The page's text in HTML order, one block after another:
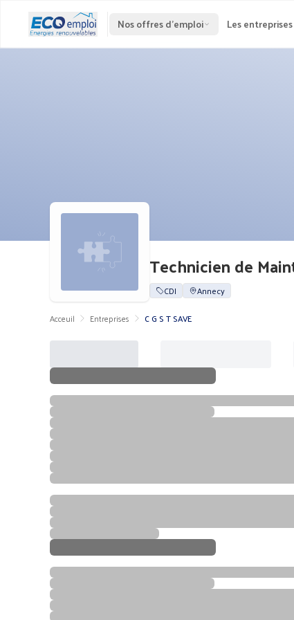
Nos offres d'emploi Les entreprises
Technicien de
CDI
Annecy
Acceuil
Entreprises C G S T SAVE